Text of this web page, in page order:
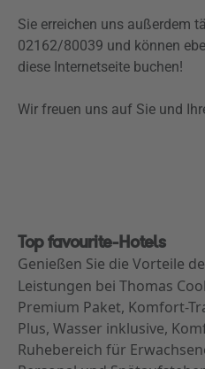
Sie erreichen uns außerdem
02162/80039 und können
diese Internetseite buchen!
Wir freuen uns auf Sie und
Top favourite-Hotels
Genießen Sie die Vorteile
Leistungen bei Thomas
Premium Paket, Komfort-
Plus, Wasser inklusive,
Ruhebereich für